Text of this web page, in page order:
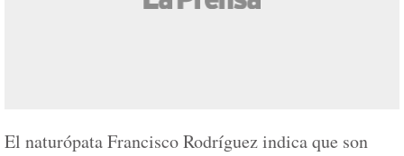
El naturópata Francisco Rodríguez indica que son